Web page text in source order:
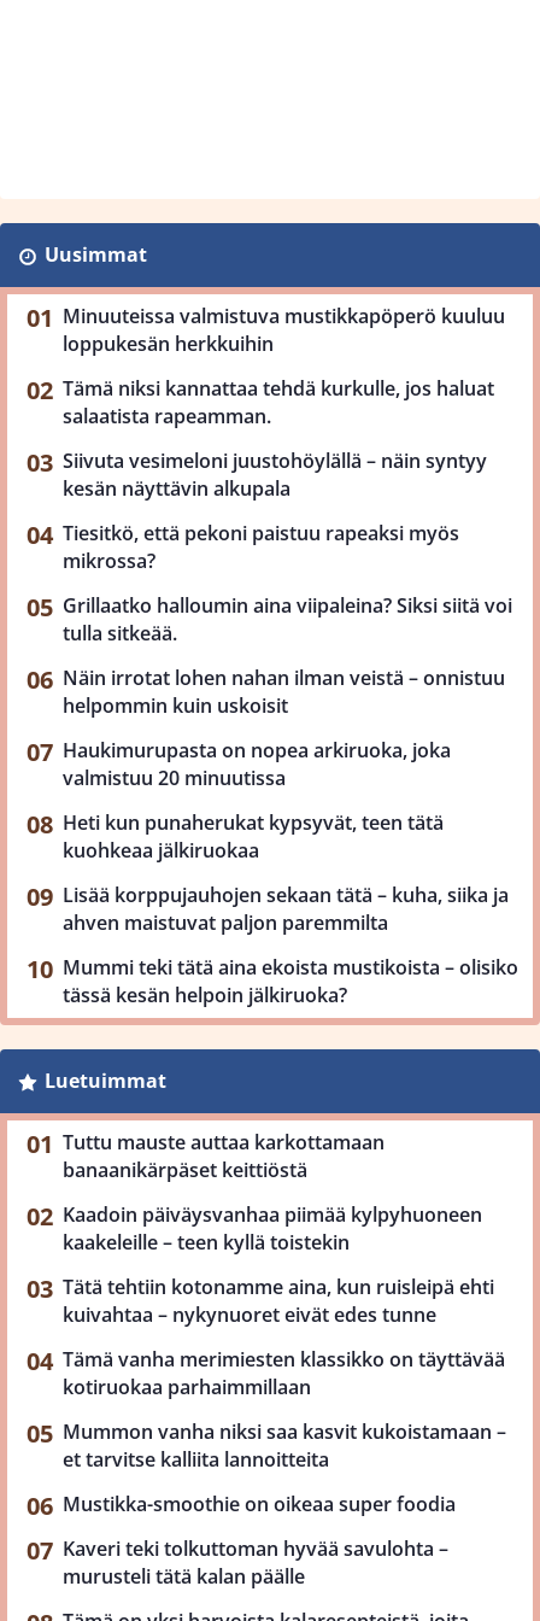
Uusimmat
Minuuteissa valmistuva mustikkapöperö kuuluu
loppukesän herkkuihin
Tämä niksi kannattaa tehdä kurkulle, jos haluat
salaatista rapeamman.
Siivuta vesimeloni juustohöylällä – näin syntyy
kesän näyttävin alkupala
Tiesitkö, että pekoni paistuu rapeaksi myös
mikrossa?
Grillaatko halloumin aina viipaleina? Siksi siitä voi
tulla sitkeää.
Näin irrotat lohen nahan ilman veistä – onnistuu
helpommin kuin uskoisit
Haukimurupasta on nopea arkiruoka, joka
valmistuu 20 minuutissa
Heti kun punaherukat kypsyvät, teen tätä
kuohkeaa jälkiruokaa
Lisää korppujauhojen sekaan tätä – kuha, siika ja
ahven maistuvat paljon paremmilta
Mummi teki tätä aina ekoista mustikoista – olisiko
tässä kesän helpoin jälkiruoka?
Luetuimmat
Tuttu mauste auttaa karkottamaan
banaanikärpäset keittiöstä
Kaadoin päiväysvanhaa piimää kylpyhuoneen
kaakeleille – teen kyllä toistekin
Tätä tehtiin kotonamme aina, kun ruisleipä ehti
kuivahtaa – nykynuoret eivät edes tunne
Tämä vanha merimiesten klassikko on täyttävää
kotiruokaa parhaimmillaan
Mummon vanha niksi saa kasvit kukoistamaan –
et tarvitse kalliita lannoitteita
Mustikka-smoothie on oikeaa super foodia
Kaveri teki tolkuttoman hyvää savulohta –
murusteli tätä kalan päälle